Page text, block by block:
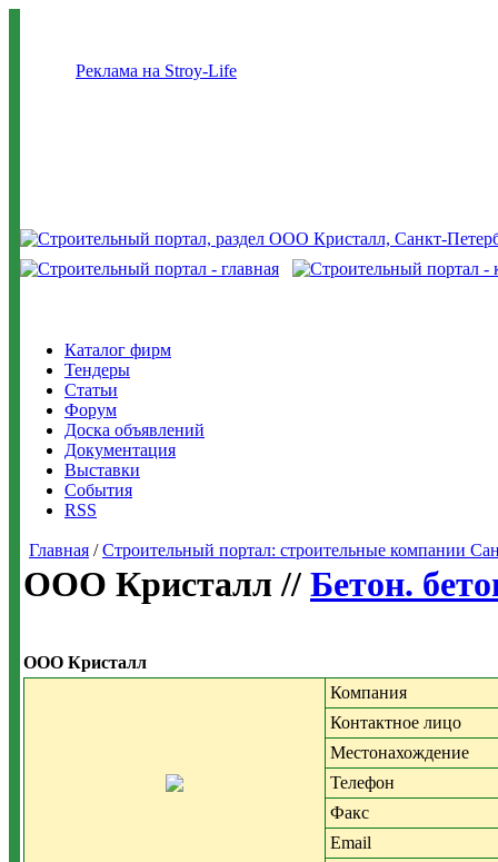
Реклама на Stroy-Life
Каталог фирм
Тендеры
Статьи
Форум
Доска объявлений
Документация
Выставки
События
RSS
Главная /Строительный портал: строительные компании
ООО Кристалл // Бетон.
ООО Кристалл
Компания
Контактное лицо
Местонахождение
Телефон
Факс
Email